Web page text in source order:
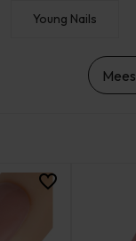
Young Nails